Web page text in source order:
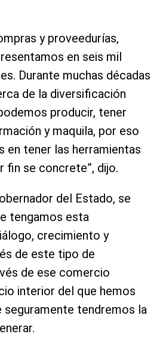
y proveedurías,
en seis mil
Durante muchas décadas
de la diversificación
producir, tener
y maquila, por eso
en tener las herramientas
fin se concrete”, dijo.
del Estado, se
tengamos esta
crecimiento y
de este tipo de
de ese comercio
interior del que hemos
seguramente tendremos la